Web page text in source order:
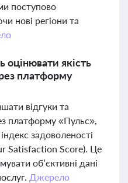
поступово
нові регіони та
якість
платформу
відгуки та
платформу «Пульс»,
задоволеності
Satisfaction Score). Це
об’єктивні дані
Джерело